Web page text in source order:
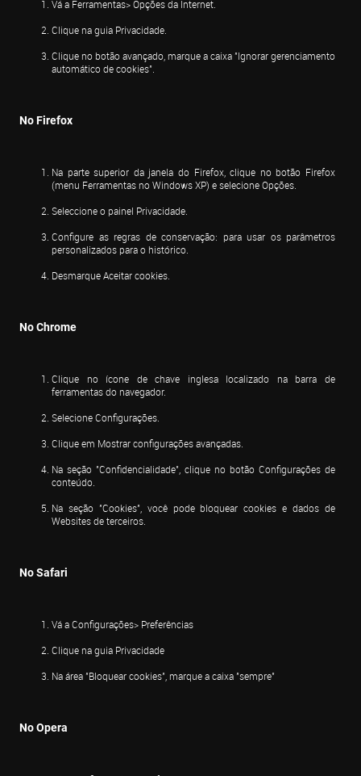
Vá a Ferramentas> Opções da Internet.
Clique na guia Privacidade.
Clique no botão avançado, marque a caixa "Ignorar gerenciamento
automático de cookies".
No Firefox
Na parte superior da janela do Firefox, clique no botão Firefox
(menu Ferramentas no Windows XP) e selecione Opções.
Seleccione o painel Privacidade.
Configure as regras de conservação: para usar os parâmetros
personalizados para o histórico.
Desmarque Aceitar cookies.
No Chrome
Clique no ícone de chave inglesa localizado na barra de
ferramentas do navegador.
Selecione Configurações.
Clique em Mostrar configurações avançadas.
Na seção "Confidencialidade", clique no botão Configurações de
conteúdo.
Na seção "Cookies", você pode bloquear cookies e dados de
Websites de terceiros.
No Safari
Vá a Configurações> Preferências
Clique na guia Privacidade
Na área "Bloquear cookies", marque a caixa "sempre"
No Opera